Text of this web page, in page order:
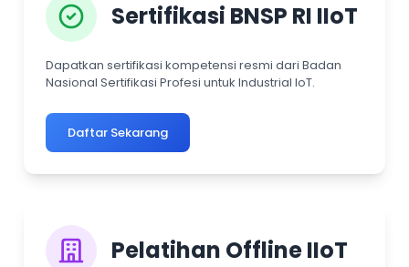
Sertifikasi BNSP RI IIoT
Dapatkan sertifikasi kompetensi resmi dari Badan
Nasional Sertifikasi Profesi untuk Industrial IoT.
Daftar Sekarang
Pelatihan Offline IIoT